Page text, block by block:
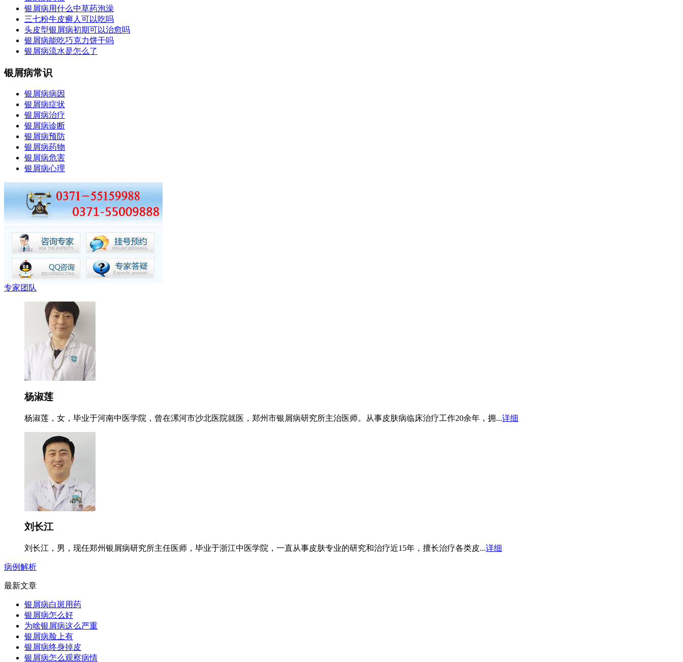
银屑病用什么中草药泡澡
三七粉牛皮癣人可以吃吗
头皮型银屑病初期可以治愈吗
银屑病能吃巧克力饼干吗
银屑病流水是怎么了
银屑病常识
银屑病病因
银屑病症状
银屑病治疗
银屑病诊断
银屑病预防
银屑病药物
银屑病危害
银屑病心理
专家团队
杨淑莲
杨淑莲，女，毕业于河南中医学院，曾在漯河市沙北医院就医，郑州市银屑病研究所主治医师。从事皮肤病临床治疗工作20余年，拥...详细
刘长江
刘长江，男，现任郑州银屑病研究所主任医师，毕业于浙江中医学院，一直从事皮肤专业的研究和治疗近15年，擅长治疗各类皮...详细
病例解析
最新文章
银屑病白斑用药
银屑病怎么好
为啥银屑病这么严重
银屑病脸上有
银屑病终身掉皮
银屑病怎么观察病情